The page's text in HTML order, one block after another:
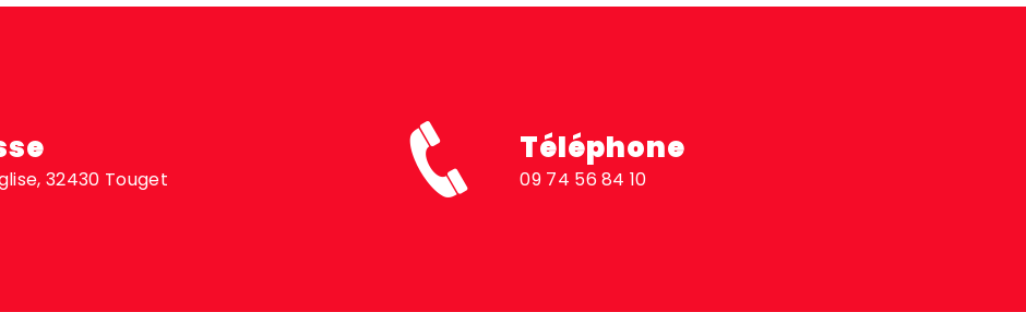
32430 Touget
Téléphone
09 74 56 84 10